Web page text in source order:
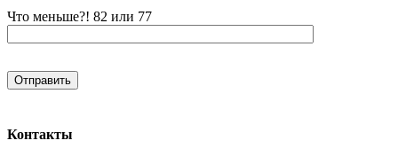
Что меньше?! 82 или 77
Контакты